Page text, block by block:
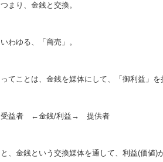
つまり、金銭と交換。
いわゆる、「商売」。
ってことは、金銭を媒体にして、「御利益」を
受益者 ←金銭/利益→ 提供者
と、金銭という交換媒体を通して、利益(価値)